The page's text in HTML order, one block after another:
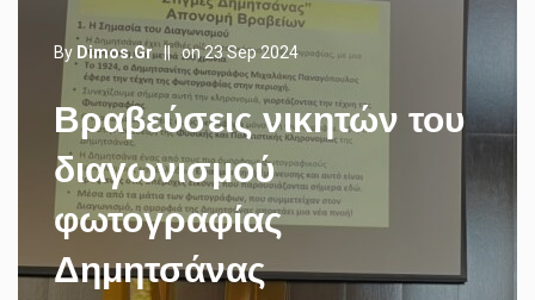
By Dimos.gr||on 23 Sep 2024
Βραβεύσεις νικητών του
διαγωνισμού
φωτογραφίας
Δημητσάνας